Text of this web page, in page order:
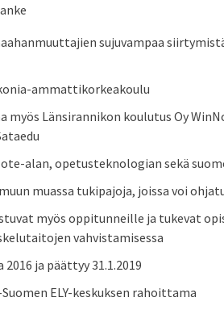
sujuvampaa
ammattikorkeakoulu
myös Länsirannikon koulutus Oy
alan, opetusteknologian sekä
muassa tukipajoja, joissa voi
myös oppitunneille ja tukevat
vahvistamisessa
ja päättyy 31.1.2019
ELY-keskuksen rahoittama